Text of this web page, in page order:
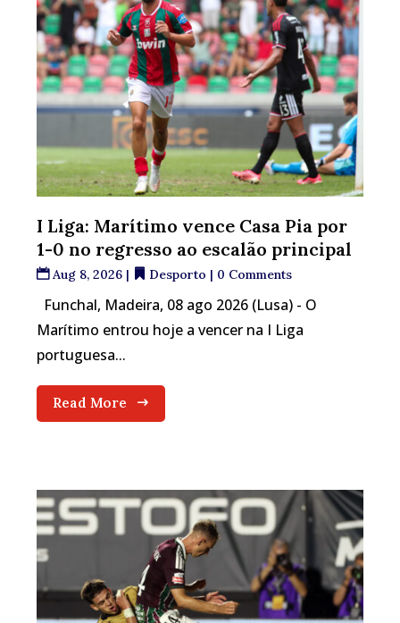
I Liga: Marítimo vence Casa Pia por
1-0 no regresso ao escalão principal
Aug 8, 2026 | Desporto | 0 Comments
Funchal, Madeira, 08 ago 2026 (Lusa) - O
Marítimo entrou hoje a vencer na I Liga
portuguesa...
Read More